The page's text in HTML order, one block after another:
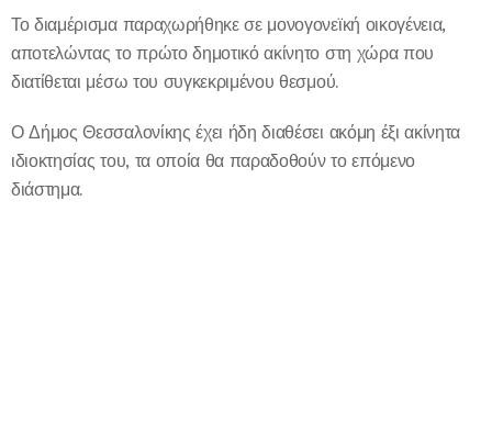
Το διαμέρισμα παραχωρήθηκε σε μονογονεϊκή οικογένεια,
αποτελώντας το πρώτο δημοτικό ακίνητο στη χώρα που
διατίθεται μέσω του συγκεκριμένου θεσμού.
Ο Δήμος Θεσσαλονίκης έχει ήδη διαθέσει ακόμη έξι ακίνητα
ιδιοκτησίας του, τα οποία θα παραδοθούν το επόμενο
διάστημα.